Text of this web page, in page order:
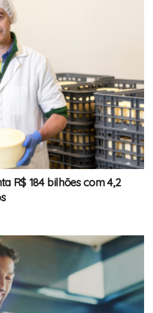
R$ 184 bilhões com 4,2